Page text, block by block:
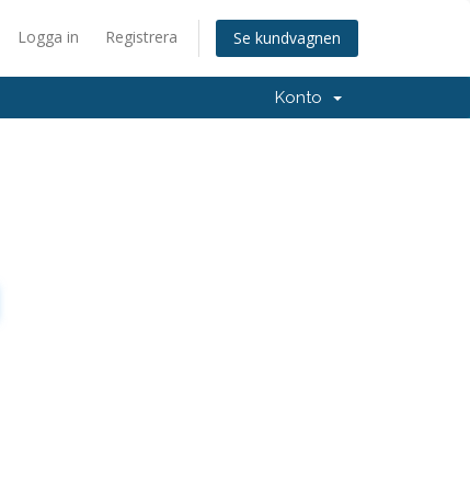
Logga in Registrera Se kundvagnen
Konto